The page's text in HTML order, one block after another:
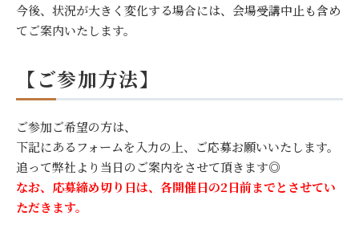
今後、状況が大きく変化する場合には、会場受講中止も含め
てご案内いたします。
【ご参加方法】
ご参加ご希望の方は、
下記にあるフォームを入力の上、ご応募お願いいたします。
追って弊社より当日のご案内をさせて頂きます◎
なお、応募締め切り日は、各開催日の2日前までとさせてい
ただきます。